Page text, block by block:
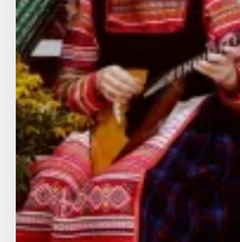
Города
Площадки
Артисты
Рейтинги